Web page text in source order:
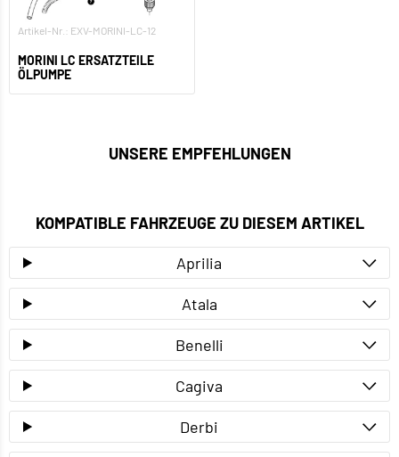
Artikel-Nr.: EXV-MORINI-LC-12
MORINI LC ERSATZTEILE
ÖLPUMPE
UNSERE EMPFEHLUNGEN
KOMPATIBLE FAHRZEUGE ZU DIESEM ARTIKEL
Aprilia
Atala
Benelli
Cagiva
Derbi